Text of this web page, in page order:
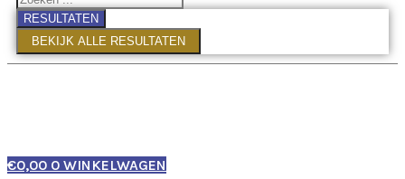
RESULTATEN
BEKIJK ALLE RESULTATEN
€0,00 0 WINKELWAGEN